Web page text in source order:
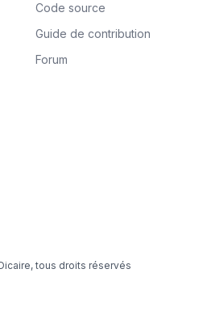
Code source
Guide de contribution
Forum
tous droits réservés